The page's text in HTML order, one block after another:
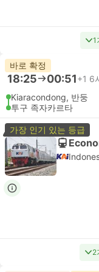
1
바로 확정
18:25 00:51+1 6
Kiaracondong, 반둥
투구 족자카르타
가장 인기 있는 등급
2